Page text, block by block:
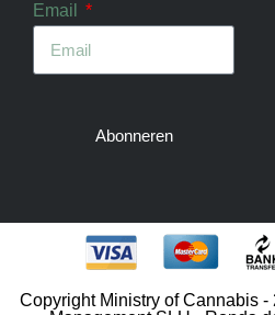
Email
Abonneren
Copyright Ministry of Cannabis